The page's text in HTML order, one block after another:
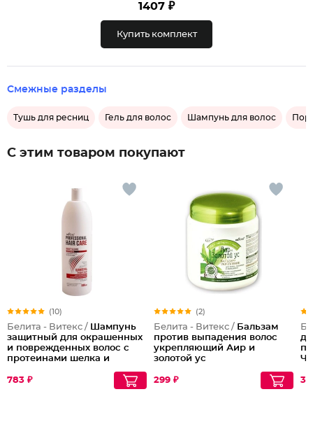
1407 ₽
Купить комплект
Смежные разделы
Тушь для ресниц Гель для волос Шампунь для волос
С этим товаром покупают
(10)
Белита - Витекс / Шампунь
защитный для окрашенных
и поврежденных волос с
протеинами шелка и
Shampoo for Dyed and
783 ₽
(2)
Белита - Витекс / Бальзам
против выпадения волос
укрепляющий Аир и
золотой ус
299 ₽